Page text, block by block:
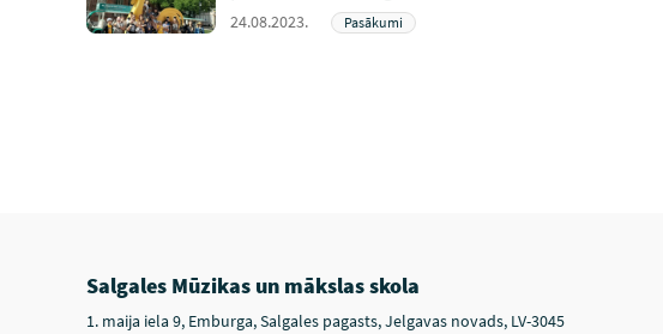
24.08.2023. Pasākumi
Salgales Mūzikas un mākslas skola
1. maija iela 9, Emburga, Salgales pagasts, Jelgavas novads, LV-3045